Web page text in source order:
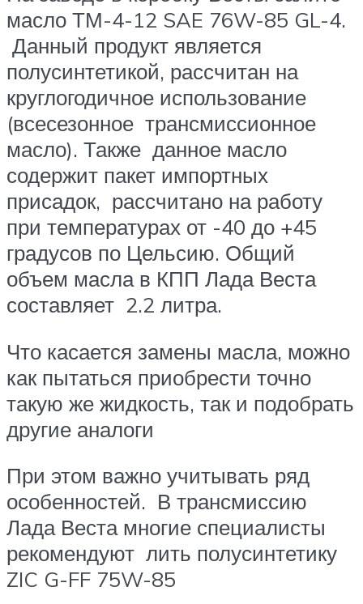
масло ТМ-4-12 SAE 76W-85 GL-4.
Данный продукт является
полусинтетикой, рассчитан на
круглогодичное использование
(всесезонное трансмиссионное
масло). Также данное масло
содержит пакет импортных
присадок, рассчитано на работу
при температурах от -40 до +45
градусов по Цельсию. Общий
объем масла в КПП Лада Веста
составляет 2.2 литра.
Что касается замены масла, можно
как пытаться приобрести точно
такую же жидкость, так и подобрать
другие аналоги
При этом важно учитывать ряд
особенностей. В трансмиссию
Лада Веста многие специалисты
рекомендуют лить полусинтетику
ZIC G-FF 75W-85